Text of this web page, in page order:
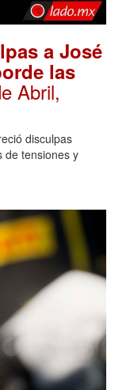
a José
las
Abril,
disculpas
de tensiones y